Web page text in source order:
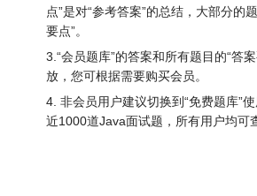
点”是对“参考答案”的总结，大部分的
要点”。
3.“会员题库”的答案和所有题目的“答
放，您可根据需要购买会员。
4. 非会员用户建议切换到“免费题库”
近1000道Java面试题 ，所有用户均可